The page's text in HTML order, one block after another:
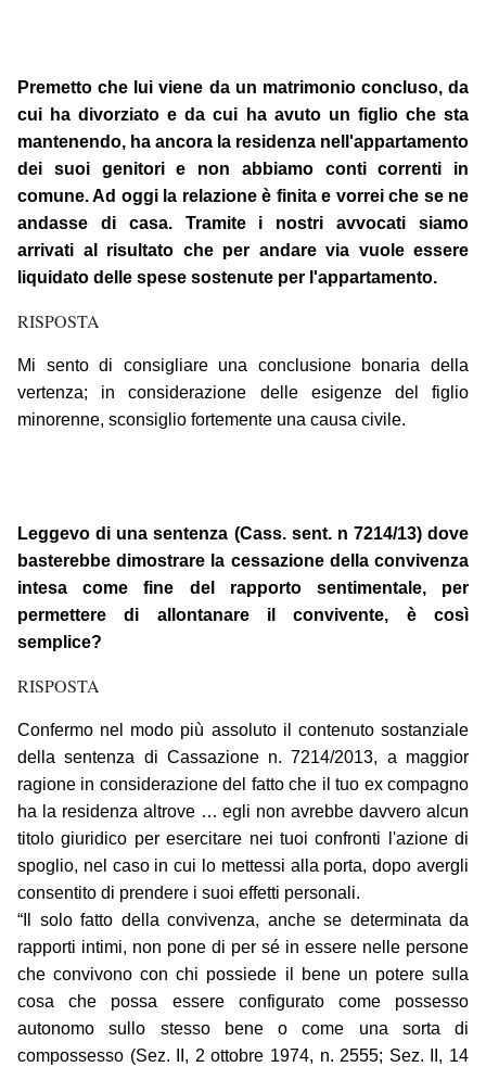
Premetto che lui viene da un matrimonio concluso, da
cui ha divorziato e da cui ha avuto un figlio che sta
mantenendo, ha ancora la residenza nell'appartamento
dei suoi genitori e non abbiamo conti correnti in
comune. Ad oggi la relazione è finita e vorrei che se ne
andasse di casa. Tramite i nostri avvocati siamo
arrivati al risultato che per andare via vuole essere
liquidato delle spese sostenute per l'appartamento.
RISPOSTA
Mi sento di consigliare una conclusione bonaria della
vertenza; in considerazione delle esigenze del figlio
minorenne, sconsiglio fortemente una causa civile.
Leggevo di una sentenza (Cass. sent. n 7214/13) dove
basterebbe dimostrare la cessazione della convivenza
intesa come fine del rapporto sentimentale, per
permettere di allontanare il convivente, è così
semplice?
RISPOSTA
Confermo nel modo più assoluto il contenuto sostanziale
della sentenza di Cassazione n. 7214/2013, a maggior
ragione in considerazione del fatto che il tuo ex compagno
ha la residenza altrove … egli non avrebbe davvero alcun
titolo giuridico per esercitare nei tuoi confronti l'azione di
spoglio, nel caso in cui lo mettessi alla porta, dopo avergli
consentito di prendere i suoi effetti personali.
“Il solo fatto della convivenza, anche se determinata da
rapporti intimi, non pone di per sé in essere nelle persone
che convivono con chi possiede il bene un potere sulla
cosa che possa essere configurato come possesso
autonomo sullo stesso bene o come una sorta di
compossesso (Sez. II, 2 ottobre 1974, n. 2555; Sez. II, 14